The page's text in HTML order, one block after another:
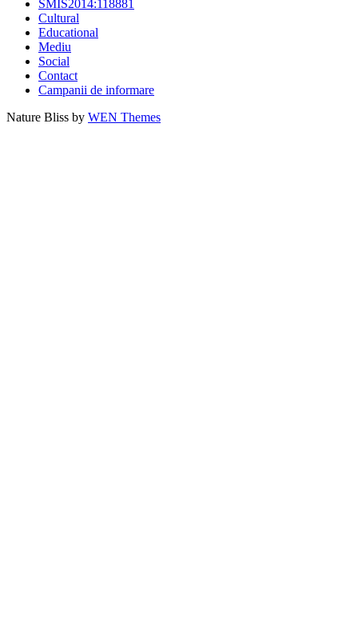
SMIS2014:118881
Cultural
Educational
Mediu
Social
Contact
Campanii de informare
Nature Bliss by WEN Themes